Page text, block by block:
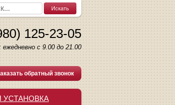
125-23-05
с 9.00 до 21.00
обратный звонок
УСТАНОВКА